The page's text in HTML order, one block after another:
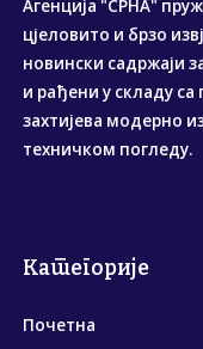
Агенција "СРНА"
цјеловито и брзо
новински садржаји
и рађени у складу
захтијева модерно
техничком погледу.
Категорије
Почетна